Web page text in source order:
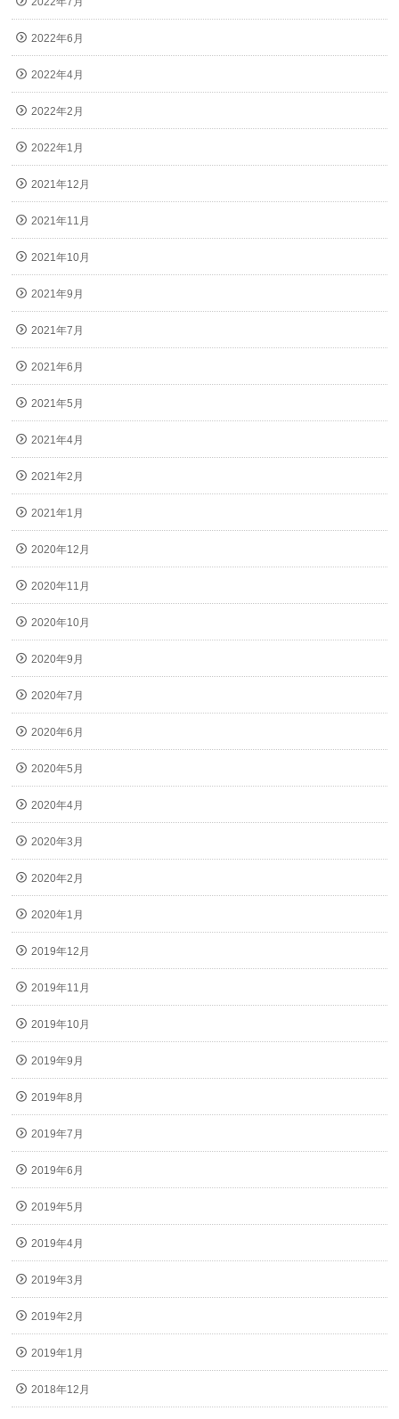
2022年6月
2022年4月
2022年2月
2022年1月
2021年12月
2021年11月
2021年10月
2021年9月
2021年7月
2021年6月
2021年5月
2021年4月
2021年2月
2021年1月
2020年12月
2020年11月
2020年10月
2020年9月
2020年7月
2020年6月
2020年5月
2020年4月
2020年3月
2020年2月
2020年1月
2019年12月
2019年11月
2019年10月
2019年9月
2019年8月
2019年7月
2019年6月
2019年5月
2019年4月
2019年3月
2019年2月
2019年1月
2018年12月